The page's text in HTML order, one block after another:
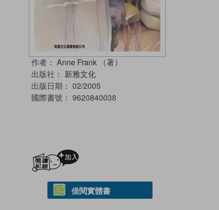
作者： Anne Frank （著）
出版社： 新雅文化
出版日期： 02/2005
國際書號： 9620840038
借閱實體書